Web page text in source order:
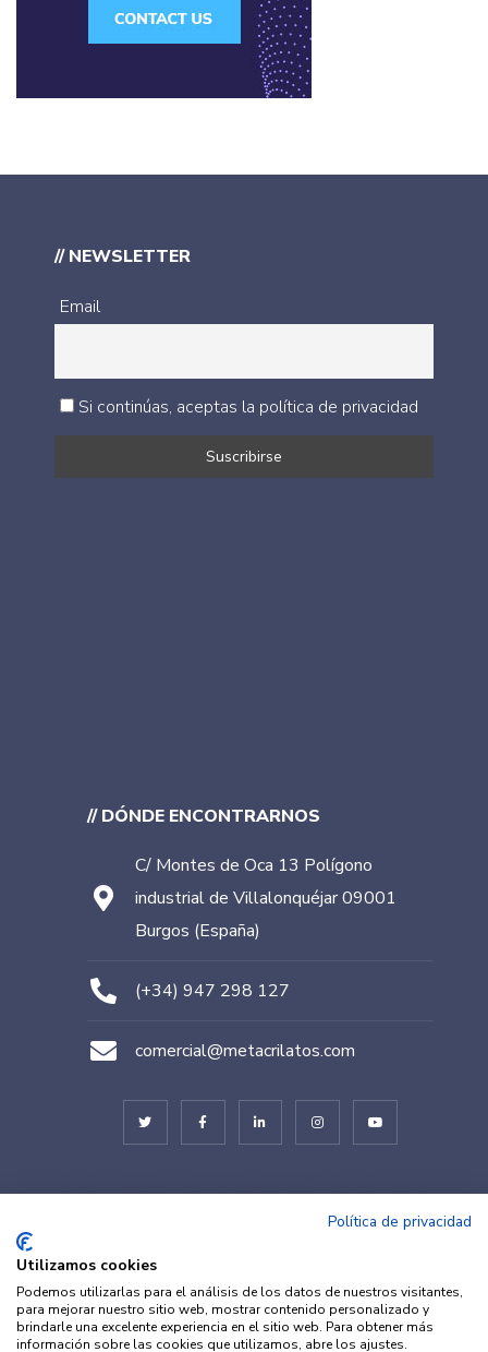
// NEWSLETTER
Email
Si continúas, aceptas la política de privacidad
// DÓNDE ENCONTRARNOS
C/ Montes de Oca 13 Polígono
industrial de Villalonquéjar 09001
Burgos (España)
(+34) 947 298 127
comercial@metacrilatos.com
Política de privacidad
Utilizamos cookies
Podemos utilizarlas para el análisis de los datos de nuestros visitantes,
para mejorar nuestro sitio web, mostrar contenido personalizado y
brindarle una excelente experiencia en el sitio web. Para obtener más
información sobre las cookies que utilizamos, abre los ajustes.